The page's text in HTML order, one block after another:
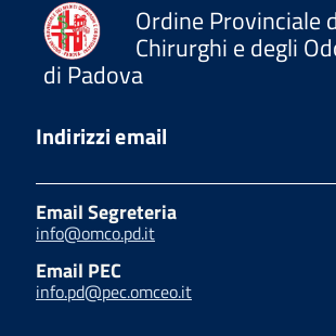
Ordine Provinciale
Chirurghi e degli
di Padova
Indirizzi email
Email Segreteria
info@omco.pd.it
Email PEC
info.pd@pec.omceo.it